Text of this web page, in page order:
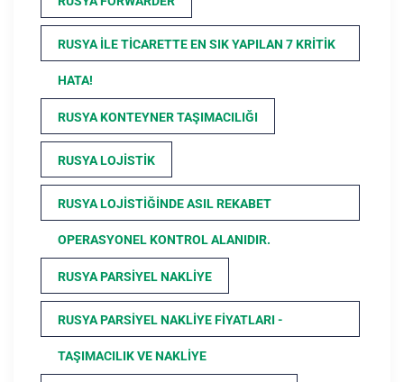
RUSYA ILE TICARETTE EN SIK YAPILAN 7 KRITIK
HATA!
RUSYA KONTEYNER TAŞIMACILIĞI
RUSYA LOJISTIK
RUSYA LOJISTIĞINDE ASIL REKABET
OPERASYONEL KONTROL ALANIDIR.
RUSYA PARSIYEL NAKLIYE
RUSYA PARSIYEL NAKLIYE FIYATLARI -
TAŞIMACILIK VE NAKLIYE